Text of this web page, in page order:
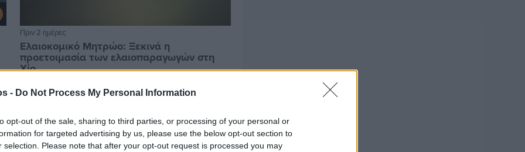
- Do Not Process My Personal Information
opt-out of the sale, sharing to third parties, or processing of your personal or
for targeted advertising by us, please use the below opt-out section to
selection. Please note that after your opt-out request is processed you may
Πριν 2 ημέρες
Ελαιοκομικό Μητρώο: Ξεκινά η
προετοιμασία των ελαιοπαραγωγών στη
Χίο